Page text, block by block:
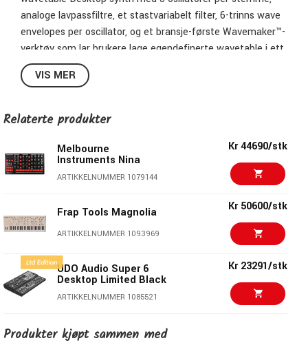
analoge lavpassfiltre, et stastvariabelt filter, 6-trinns wave
envelopes per oscillator, og et bransje-første Wavemaker™-
verktøy som lar brukere lage egendefinerte wavetable i ett
enkelt trinn via sin proprietære sample-to-wave teknologi.
Hver av dens tre oscillatorer kan generere en klassisk PPG-
en analogmodellerte bølgeform.
VIS MER
Relaterte produkter
Melbourne
Instruments Nina
ARTIKKELNUMMER 1079144
Kr 44690/stk
Frap Tools Magnolia
ARTIKKELNUMMER 1093969
Kr 50600/stk
UDO Audio Super 6
Desktop Limited Black
ARTIKKELNUMMER 1085521
Kr 23291/stk
Groove Synthesis 3rd
Wave 8M
Produkter kjøpt sammen med